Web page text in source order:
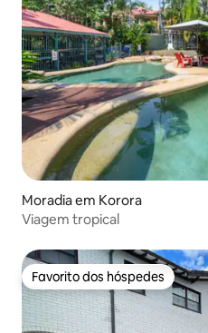
Moradia em Korora
Viagem tropical
Favorito dos hóspedes
Favorito dos hóspedes